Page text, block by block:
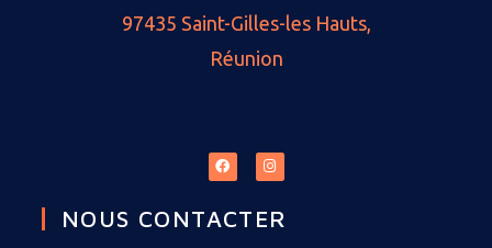
97435 Saint-Gilles-les Hauts,
Réunion
NOUS CONTACTER